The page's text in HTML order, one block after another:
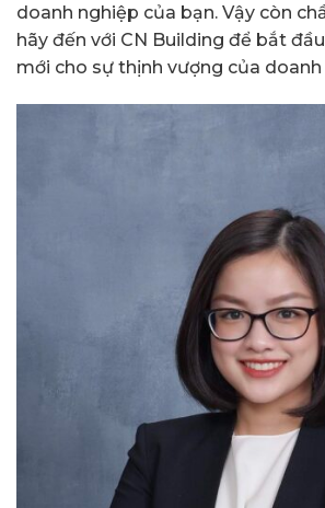
doanh nghiệp của bạn. Vậy còn
hãy đến với CN Building để bắt
mới cho sự thịnh vượng của